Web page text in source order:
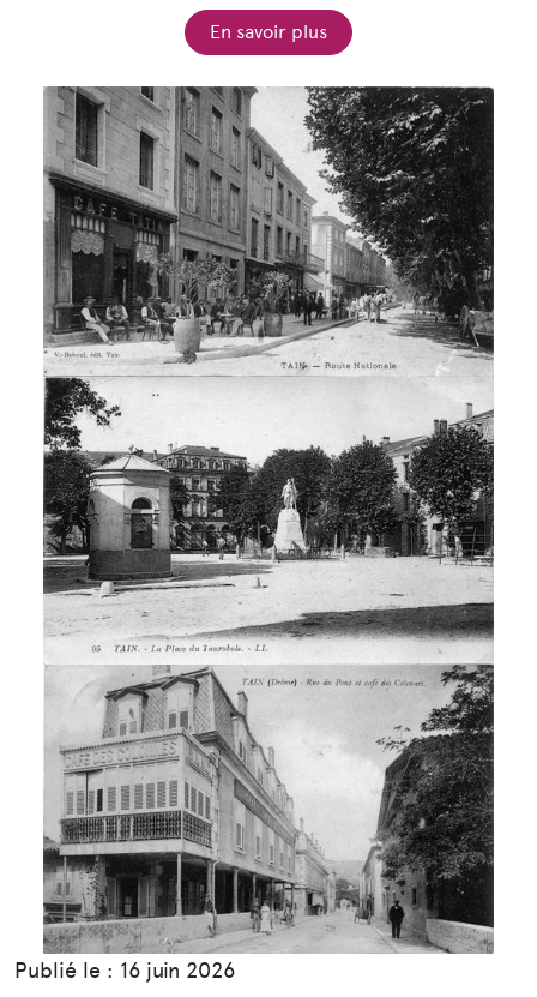
En savoir plus
Publié le : 16 juin 2026